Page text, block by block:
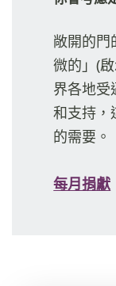
敞開的門
微的」(
界各地受
和支持，
的需要。
每月捐獻